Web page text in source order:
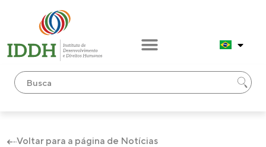
Voltar para a página de Notícias